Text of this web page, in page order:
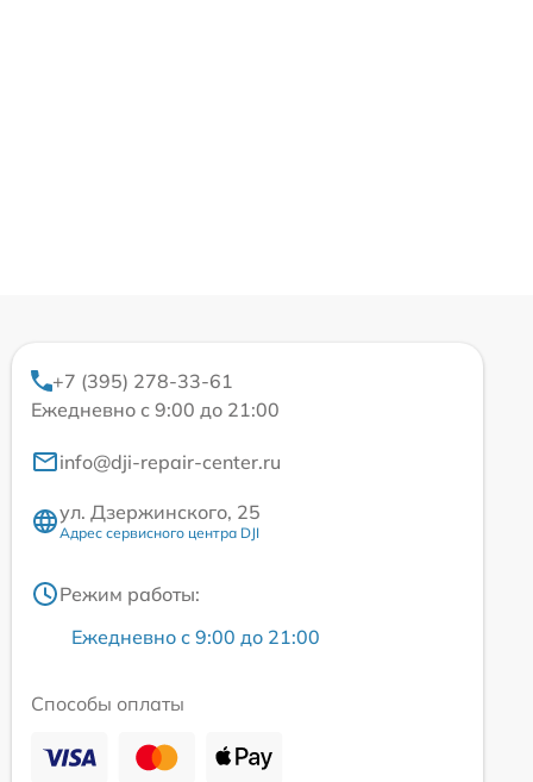
+7 (395) 278-33-61
Ежедневно с 9:00 до 21:00
info@dji-repair-center.ru
ул. Дзержинского, 25
Адрес сервисного центра DJI
Режим работы:
Ежедневно с 9:00 до 21:00
Способы оплаты